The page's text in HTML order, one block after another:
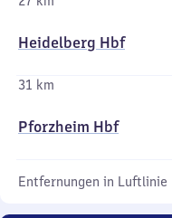
Heidelberg Hbf
31 km
Pforzheim Hbf
Entfernungen in Luftlinie